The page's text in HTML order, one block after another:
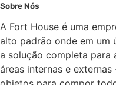
Sobre Nós
A Fort House é uma
alto padrão onde em um
a solução completa para
áreas internas e